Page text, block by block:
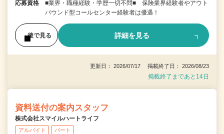
応募資格
■業界・職種経験・学歴一切不問■ 保険業界経験者やアウト
バウンド型コールセンター経験者は優遇！
後で見る 詳細を見る
更新日： 2026/07/17 掲載終了日： 2026/08/23
掲載終了まであと14日
資料送付の案内スタッフ
株式会社スマイルハートライフ
アルバイト パート